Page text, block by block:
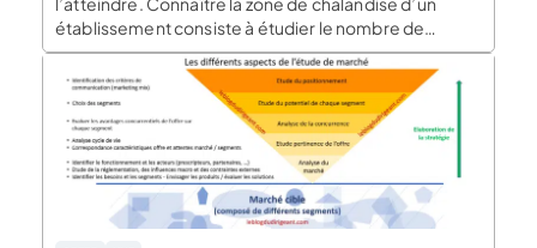
établissement consiste à étudier le nombre de
consommateurs potentiels situés à proximité de
votre local commercial et le temps qu’ils mettront
pour s’y rendre. Étudier votre zone de […]